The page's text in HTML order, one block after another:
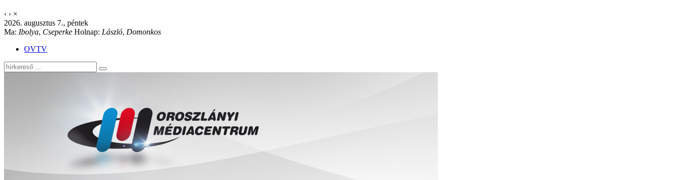
‹ › ×
2026. augusztus 7., péntek
Ma: Ibolya, Cseperke Holnap: László, Domonkos
OVTV